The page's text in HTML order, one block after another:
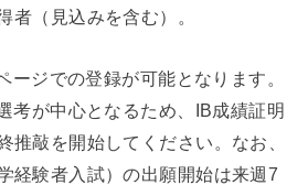
者（見込みを含む）。
ージでの登録が可能となります。
考が中心となるため、IB成績証明
推敲を開始してください。なお、
経験者入試）の出願開始は来週7